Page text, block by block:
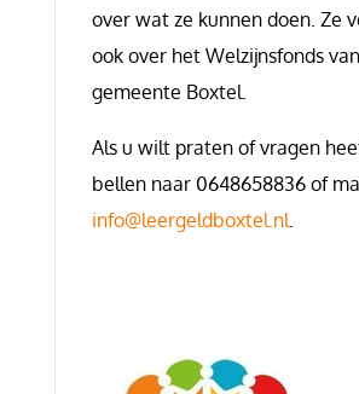
over wat ze kunnen doen. Ze
ook over het Welzijnsfonds
gemeente Boxtel.
Als u wilt praten of vragen
bellen naar 0648658836 of
info@leergeldboxtel.nl.